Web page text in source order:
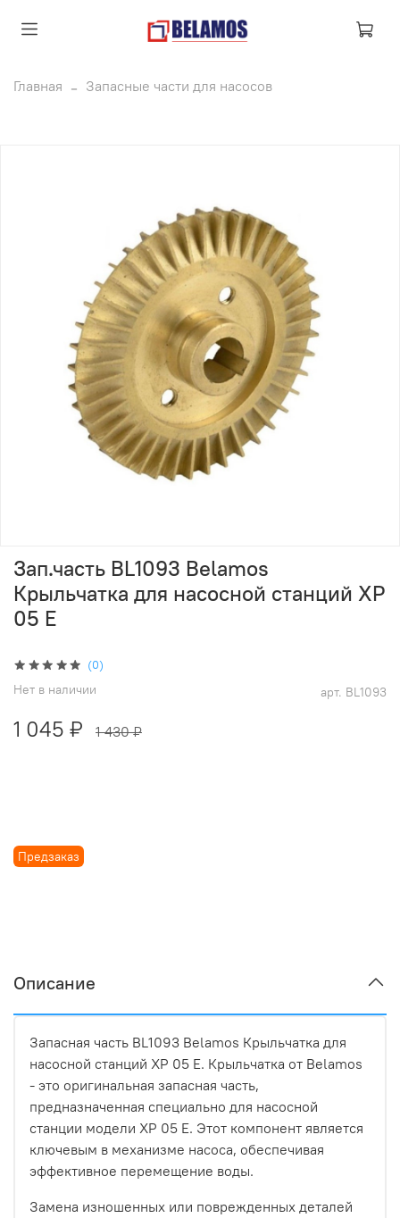
Главная Запасные части для насосов
(0)
арт. BL1093
Нет в наличии
Предзаказ
Зап.часть BL1093 Belamos
Крыльчатка для насосной станций XP
05 E
1 045 ₽ 1 430 ₽
Описание
Запасная часть BL1093 Belamos Крыльчатка для
насосной станций XP 05 E. Крыльчатка от Belamos
- это оригинальная запасная часть,
предназначенная специально для насосной
станции модели XP 05 E. Этот компонент является
ключевым в механизме насоса, обеспечивая
эффективное перемещение воды.
Замена изношенных или поврежденных деталей